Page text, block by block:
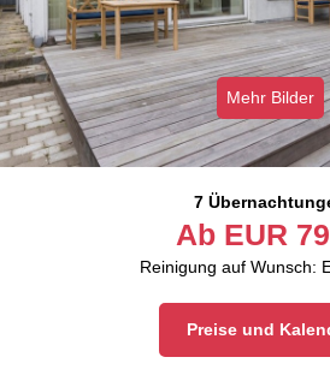
Mehr Bilder
7
Ab EUR
Reinigung auf Wunsch:
Preise und